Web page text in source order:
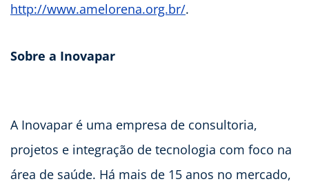
http://www.amelorena.org.br/.
Sobre a Inovapar
A Inovapar é uma empresa de consultoria,
projetos e integração de tecnologia com foco na
área de saúde. Há mais de 15 anos no mercado,